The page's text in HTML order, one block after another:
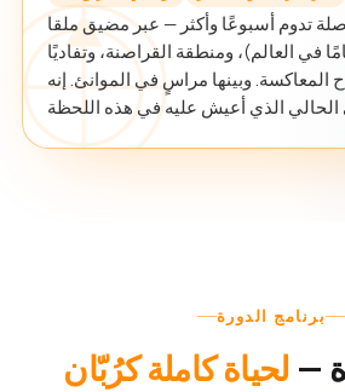
تدوم أسبوعًا وأكثر — عبر مضيق ملقا
في العالم)، ومنطقة القراصنة، وتفاديًا
المعاكسة. وبينها مراسٍ في الموانئ. إنه
برنامج الدورة
— لحياة كاملة كرُبّان